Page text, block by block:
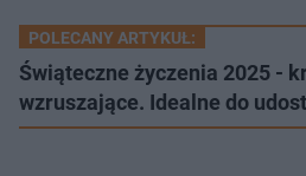
POLECANY ARTYKUŁ:
Świąteczne życzenia 2025 -
wzruszające. Idealne do